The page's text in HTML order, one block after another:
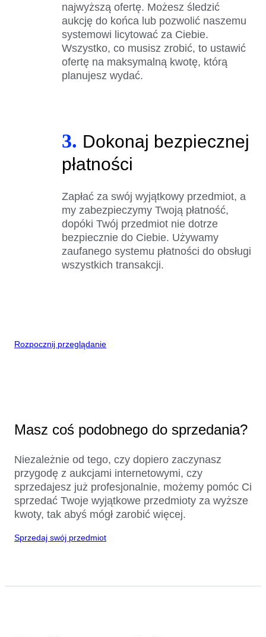
najwyższą ofertę. Możesz śledzić
aukcję do końca lub pozwolić naszemu
systemowi licytować za Ciebie.
Wszystko, co musisz zrobić, to ustawić
ofertę na maksymalną kwotę, którą
planujesz wydać.
3. Dokonaj bezpiecznej
płatności
Zapłać za swój wyjątkowy przedmiot, a
my zabezpieczymy Twoją płatność,
dopóki Twój przedmiot nie dotrze
bezpiecznie do Ciebie. Używamy
zaufanego systemu płatności do obsługi
wszystkich transakcji.
Rozpocznij przeglądanie
Masz coś podobnego do sprzedania?
Niezależnie od tego, czy dopiero zaczynasz
przygodę z aukcjami internetowymi, czy
sprzedajesz już profesjonalnie, możemy pomóc Ci
sprzedać Twoje wyjątkowe przedmioty za wyższe
kwoty, tak abyś mógł zarobić więcej.
Sprzedaj swój przedmiot